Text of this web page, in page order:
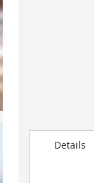
Details